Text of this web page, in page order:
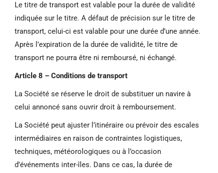
Le titre de transport est valable pour la durée de validité
indiquée sur le titre. A défaut de précision sur le titre de
transport, celui-ci est valable pour une durée d’une année.
Après l’expiration de la durée de validité, le titre de
transport ne pourra être ni remboursé, ni échangé.
Article 8 – Conditions de transport
La Société se réserve le droit de substituer un navire à
celui annoncé sans ouvrir droit à remboursement.
La Société peut ajuster l’itinéraire ou prévoir des escales
intermédiaires en raison de contraintes logistiques,
techniques, météorologiques ou à l’occasion
d’événements inter-îles. Dans ce cas, la durée de